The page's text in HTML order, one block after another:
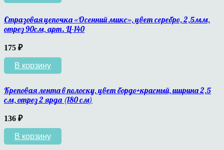
Стразовая цепочка «Осенний микс», цвет серебро, 2,5мм,
отрез 90см, арт. Ц-140
175 ₽
В корзину
Креповая лента в полоску, цвет бордо+красный, ширина 2,5
см, отрез 2 ярда (180 см)
136 ₽
В корзину